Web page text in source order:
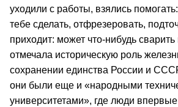
уходили с работы, взялись
тебе сделать, отфрезеровать,
приходит: может что-нибудь
отмечала историческую роль
сохранении единства России и
они были еще и «народными
университетами», где люди впервые